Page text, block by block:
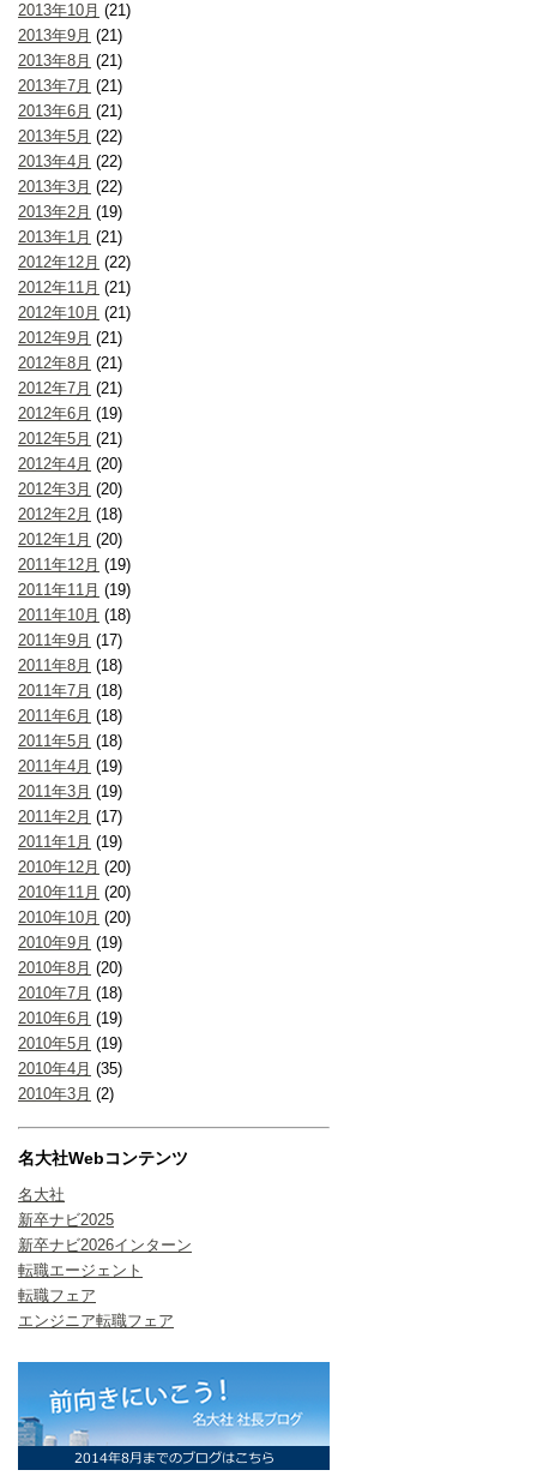
2013年10月 (21)
2013年9月 (21)
2013年8月 (21)
2013年7月 (21)
2013年6月 (21)
2013年5月 (22)
2013年4月 (22)
2013年3月 (22)
2013年2月 (19)
2013年1月 (21)
2012年12月 (22)
2012年11月 (21)
2012年10月 (21)
2012年9月 (21)
2012年8月 (21)
2012年7月 (21)
2012年6月 (19)
2012年5月 (21)
2012年4月 (20)
2012年3月 (20)
2012年2月 (18)
2012年1月 (20)
2011年12月 (19)
2011年11月 (19)
2011年10月 (18)
2011年9月 (17)
2011年8月 (18)
2011年7月 (18)
2011年6月 (18)
2011年5月 (18)
2011年4月 (19)
2011年3月 (19)
2011年2月 (17)
2011年1月 (19)
2010年12月 (20)
2010年11月 (20)
2010年10月 (20)
2010年9月 (19)
2010年8月 (20)
2010年7月 (18)
2010年6月 (19)
2010年5月 (19)
2010年4月 (35)
2010年3月 (2)
名大社Webコンテンツ
名大社
新卒ナビ2025
新卒ナビ2026インターン
転職エージェント
転職フェア
エンジニア転職フェア